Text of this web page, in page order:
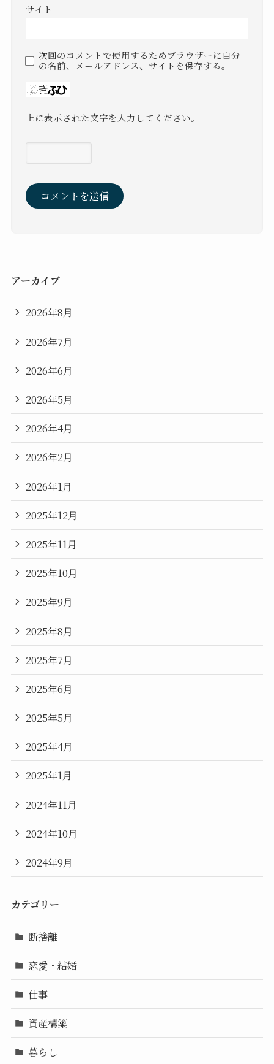
サイト
次回のコメントで使用するためブラウザーに自分
の名前、メールアドレス、サイトを保存する。
上に表示された文字を入力してください。
アーカイブ
2026年8月
2026年7月
2026年6月
2026年5月
2026年4月
2026年2月
2026年1月
2025年12月
2025年11月
2025年10月
2025年9月
2025年8月
2025年7月
2025年6月
2025年5月
2025年4月
2025年1月
2024年11月
2024年10月
2024年9月
カテゴリー
断捨離
恋愛・結婚
仕事
資産構築
暮らし